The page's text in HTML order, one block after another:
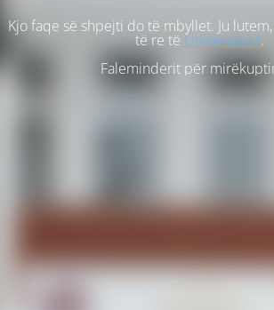
Kjo faqe së shpejti do të mbyllet. Ju lutem,
të re të Universitetit.
Faleminderit për